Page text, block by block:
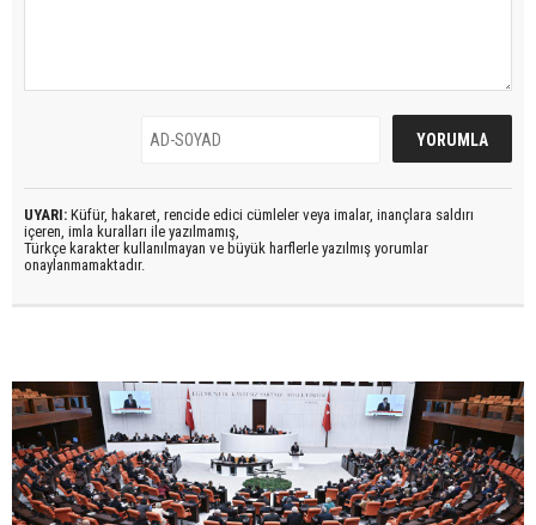
UYARI: Küfür, hakaret, rencide edici cümleler veya imalar, inançlara saldırı
içeren, imla kuralları ile yazılmamış,
Türkçe karakter kullanılmayan ve büyük harflerle yazılmış yorumlar
onaylanmamaktadır.